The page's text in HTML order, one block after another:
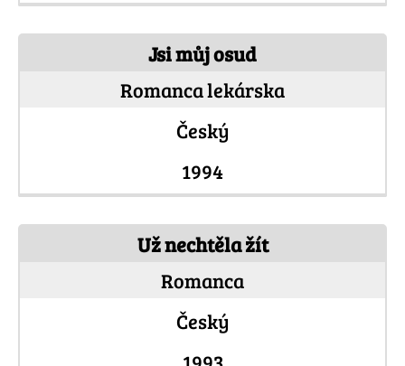
Jsi můj osud
Romanca lekárska
Český
1994
Už nechtěla žít
Romanca
Český